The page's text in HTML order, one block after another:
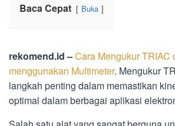
Baca Cepat Buka
rekomend.id –Cara Mengukur TRIAC
menggunakan Multimeter. Mengukur
langkah penting dalam memastikan
optimal dalam berbagai aplikasi